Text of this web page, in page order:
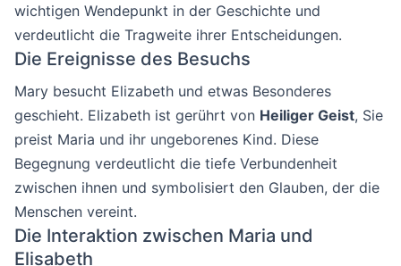
wichtigen Wendepunkt in der Geschichte und
verdeutlicht die Tragweite ihrer Entscheidungen.
Die Ereignisse des Besuchs
Mary besucht Elizabeth und etwas Besonderes
geschieht. Elizabeth ist gerührt von Heiliger Geist, Sie
preist Maria und ihr ungeborenes Kind. Diese
Begegnung verdeutlicht die tiefe Verbundenheit
zwischen ihnen und symbolisiert den Glauben, der die
Menschen vereint.
Die Interaktion zwischen Maria und
Elisabeth